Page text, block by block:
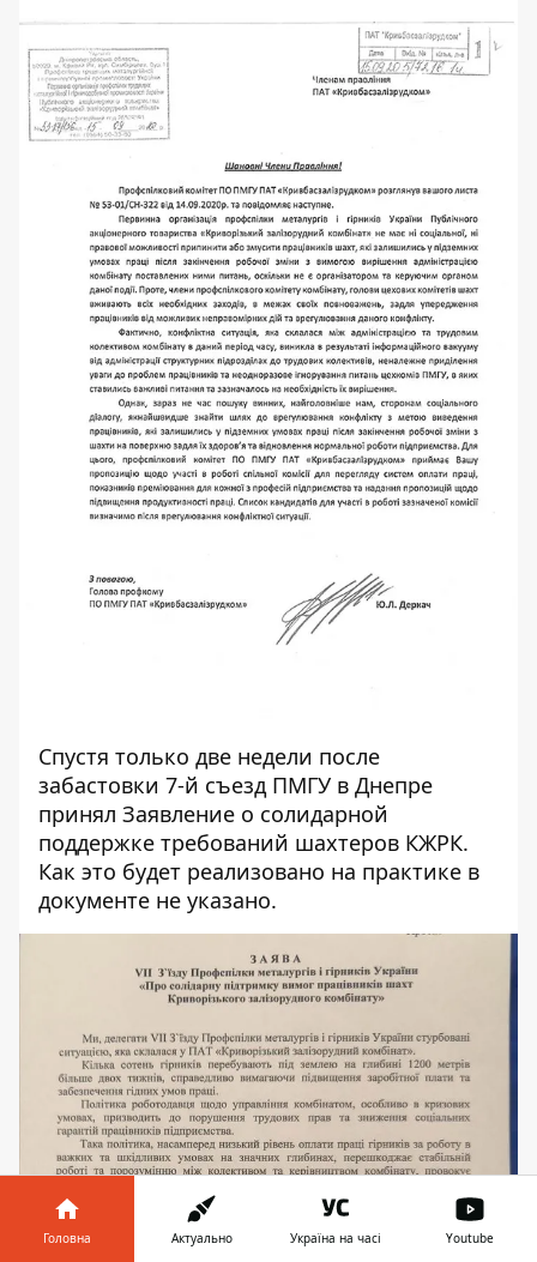
Спустя только две недели после
забастовки 7-й съезд ПМГУ в Днепре
принял Заявление о солидарной
поддержке требований шахтеров КЖРК.
Как это будет реализовано на практике в
документе не указано.
Головна Актуально Україна на часі Youtube